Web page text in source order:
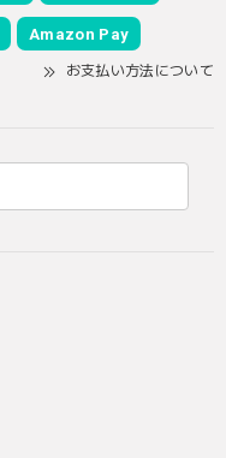
Amazon Pay
お支払い方法について